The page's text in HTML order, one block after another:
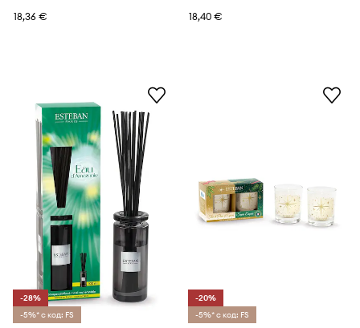
18,36 €
18,40 €
-28%
-5%* с код: FS
-20%
-5%* с код: FS